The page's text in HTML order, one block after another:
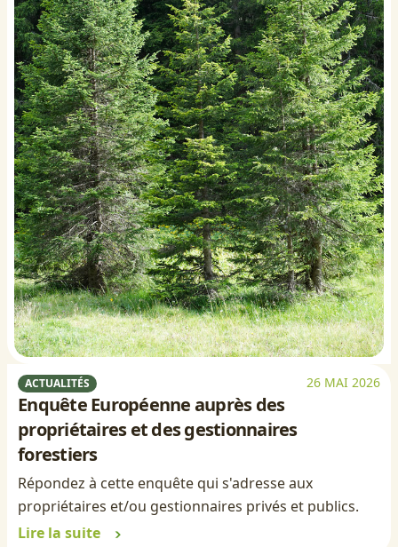
ACTUALITÉS 26 MAI 2026
Enquête Européenne auprès des
propriétaires et des gestionnaires
forestiers
Répondez à cette enquête qui s'adresse aux
propriétaires et/ou gestionnaires privés et publics.
Lire la suite